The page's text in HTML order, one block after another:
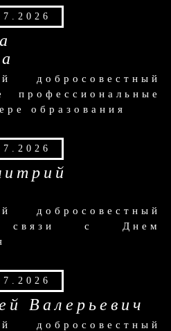
добросовестный
образования
добросовестный
с Днем
Валерьевич
добросовестный